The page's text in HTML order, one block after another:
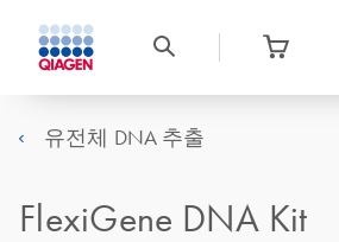
유전체 DNA 추출
FlexiGene DNA Kit